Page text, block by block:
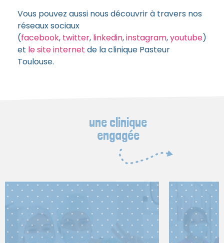
Vous pouvez aussi nous découvrir à travers nos
réseaux sociaux
(facebook, twitter, linkedin,instagram,youtube)
et le site internet de la clinique Pasteur
Toulouse.
une clinique
engagée